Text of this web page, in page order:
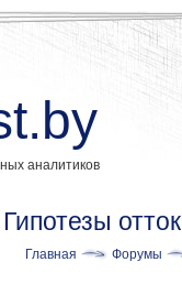
аналитиков
Гипотезы
Главная Форумы